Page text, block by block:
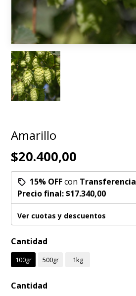
Amarillo
$20.400,00
15% OFFcon Transferencia
Precio final:$17.340,00
Ver cuotas y descuentos
Cantidad
100gr 500gr 1kg
Cantidad